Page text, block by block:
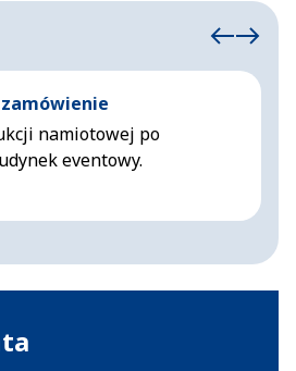
namiotowej po
eventowy.